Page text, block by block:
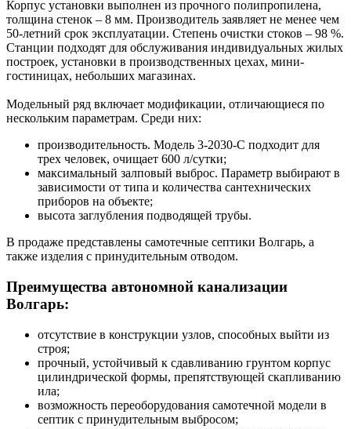
Корпус установки выполнен из прочного полипропилена,
толщина стенок – 8 мм. Производитель заявляет не менее чем
50-летний срок эксплуатации. Степень очистки стоков – 98 %.
Станции подходят для обслуживания индивидуальных жилых
построек, установки в производственных цехах, мини-
гостиницах, небольших магазинах.
Модельный ряд включает модификации, отличающиеся по
нескольким параметрам. Среди них:
производительность. Модель 3-2030-С подходит для
трех человек, очищает 600 л/сутки;
максимальный залповый выброс. Параметр выбирают в
зависимости от типа и количества сантехнических
приборов на объекте;
высота заглубления подводящей трубы.
В продаже представлены самотечные септики Волгарь, а
также изделия с принудительным отводом.
Преимущества автономной канализации
Волгарь:
отсутствие в конструкции узлов, способных выйти из
строя;
прочный, устойчивый к сдавливанию грунтом корпус
цилиндрической формы, препятствующей скапливанию
ила;
возможность переоборудования самотечной модели в
септик с принудительным выбросом;